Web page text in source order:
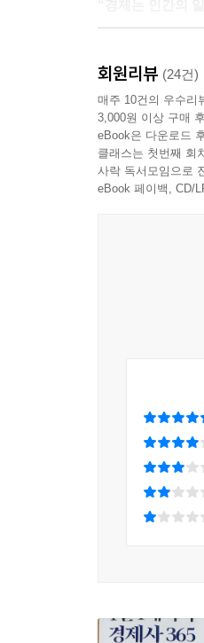
다. SUV의 대명
를 떨쳤다.
---「8장 “새로운
“21세기는 애덤
털 대전환 시대
개인이건 기업
빌리는 입장에서
‘현대문명은 석
명이 발발이 된
C의 국제적 지
---「11장 “세계
철옹성 같은 미
브프라임 모기
일상과 맞닿아
어떻게 변화할지
금리 인상과 공
경제의 새로운 빛
미래를 내다 볼
경제성장을 도모
경제는 어땠는
1. 역대 정부의
살았던 누군가
회원리뷰 (24건)
매주 10건의 우수리
3,000원 이상 구매
eBook은 다운로드
클래스는 첫번째 회
사락 독서모임으로
eBook 페이백, CD/